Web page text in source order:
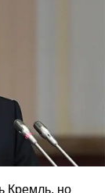
Кремль, но